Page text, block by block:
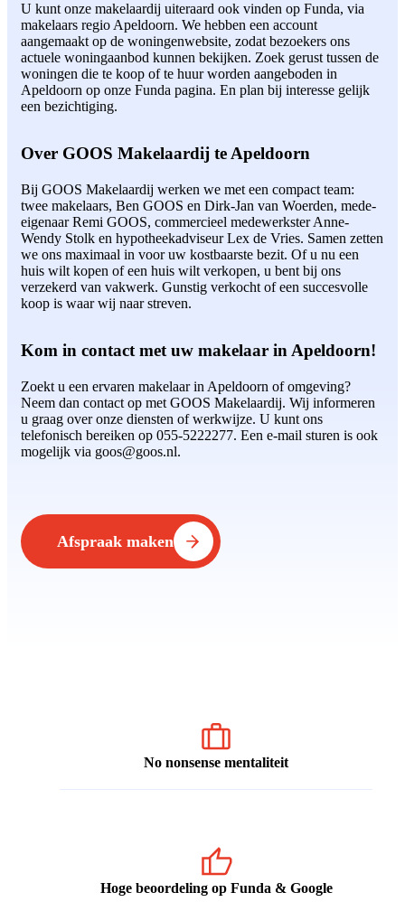
U kunt onze makelaardij uiteraard ook vinden op Funda, via
makelaars regio Apeldoorn. We hebben een account
aangemaakt op de woningenwebsite, zodat bezoekers ons
actuele woningaanbod kunnen bekijken. Zoek gerust tussen de
woningen die te koop of te huur worden aangeboden in
Apeldoorn op onze Funda pagina. En plan bij interesse gelijk
een bezichtiging.
Over GOOS Makelaardij te Apeldoorn
Bij GOOS Makelaardij werken we met een compact team:
twee makelaars, Ben GOOS en Dirk-Jan van Woerden, mede-
eigenaar Remi GOOS, commercieel medewerkster Anne-
Wendy Stolk en hypotheekadviseur Lex de Vries. Samen zetten
we ons maximaal in voor uw kostbaarste bezit. Of u nu een
huis wilt kopen of een huis wilt verkopen, u bent bij ons
verzekerd van vakwerk. Gunstig verkocht of een succesvolle
koop is waar wij naar streven.
Kom in contact met uw makelaar in Apeldoorn!
Zoekt u een ervaren makelaar in Apeldoorn of omgeving?
Neem dan contact op met GOOS Makelaardij. Wij informeren
u graag over onze diensten of werkwijze. U kunt ons
telefonisch bereiken op 055-5222277. Een e-mail sturen is ook
mogelijk via goos@goos.nl.
Afspraak maken
No nonsense mentaliteit
Hoge beoordeling op Funda & Google